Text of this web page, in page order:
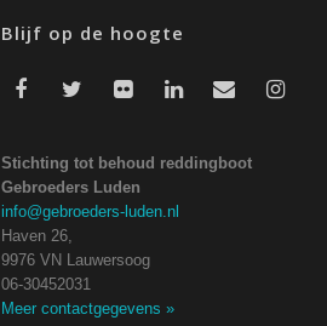
Blijf op de hoogte
Stichting tot behoud reddingboot
Gebroeders Luden
info@gebroeders-luden.nl
Haven 26,
9976 VN Lauwersoog
06-30452031
Meer contactgegevens »